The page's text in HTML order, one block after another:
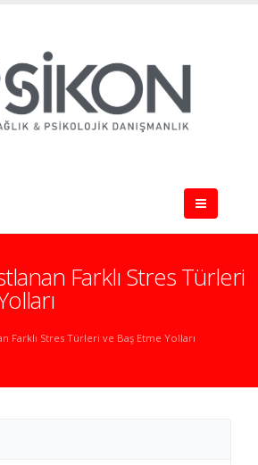
Farklı Stres Türleri
Farklı Stres Türleri ve Baş Etme Yolları